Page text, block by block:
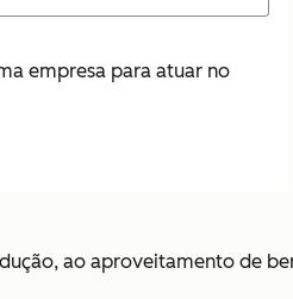
empresa para atuar no
ao aproveitamento de